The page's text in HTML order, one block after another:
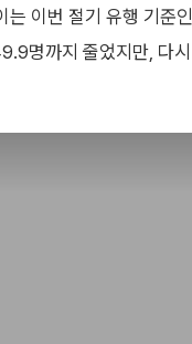
이번 절기 유행 기준인
명까지 줄었지만, 다시